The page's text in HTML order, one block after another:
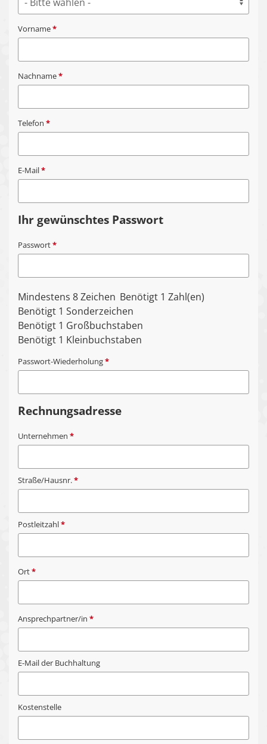
Vorname*
Nachname*
Telefon *
E-Mail*
Ihr gewünschtes Passwort
Passwort*
Mindestens 8 Zeichen Benötigt 1 Zahl(en)
Benötigt 1 Sonderzeichen
Benötigt 1 Großbuchstaben
Benötigt 1 Kleinbuchstaben
Passwort-Wiederholung*
Rechnungsadresse
Unternehmen *
Straße/Hausnr.*
Postleitzahl*
Ort*
Ansprechpartner/in *
E-Mail der Buchhaltung
Kostenstelle